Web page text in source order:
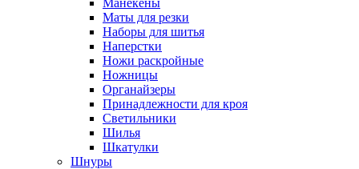
Манекены
Маты для резки
Наборы для шитья
Наперстки
Ножи раскройные
Ножницы
Органайзеры
Принадлежности для кроя
Светильники
Шилья
Шкатулки
Шнуры